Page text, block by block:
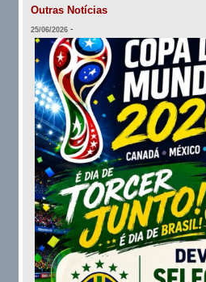
Outras Notícias
25/06/2026 -